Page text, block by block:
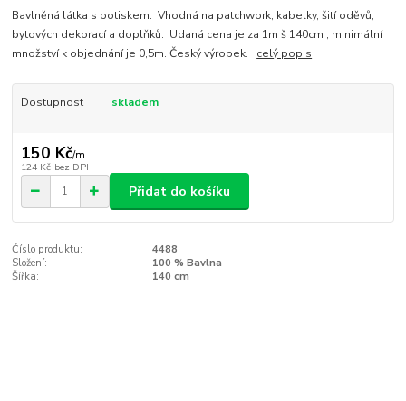
Bavlněná látka s potiskem. Vhodná na patchwork, kabelky, šití oděvů,
bytových dekorací a doplňků. Udaná cena je za 1m š 140cm , minimální
množství k objednání je 0,5m. Český výrobek. celý popis
Dostupnost skladem
150 Kč/m
124 Kč bez DPH
Přidat do košíku
Číslo produktu:
4488
Složení:
100 % Bavlna
Šířka:
140 cm